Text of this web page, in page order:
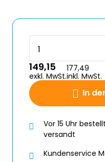
In
149,15
exkl. MwSt.
177,49
inkl. MwSt.
Vor 15 Uhr
versandt
Kundenservice